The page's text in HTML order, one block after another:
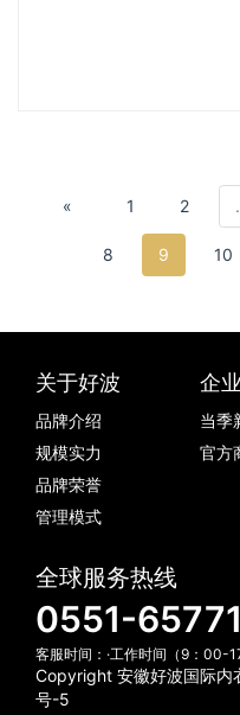
« 1 2
8 9 10
关于好波
品牌介绍
规模实力
品牌荣誉
管理模式
企
当季
官方
全球服务热线
0551-
客服时间：·工作时间（9：00-
Copyright 安徽好波国际内
号-5